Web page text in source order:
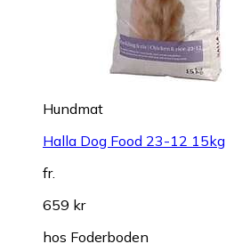
Hundmat
Halla Dog Food 23-12 15kg
fr.
659 kr
hos Foderboden